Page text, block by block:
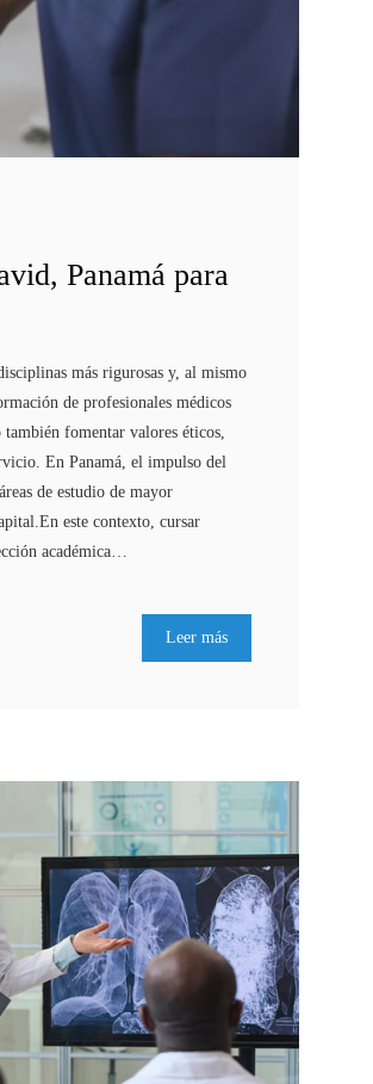
Panamá para
más rigurosas y, al mismo
de profesionales médicos
fomentar valores éticos,
En Panamá, el impulso del
de estudio de mayor
este contexto, cursar
académica…
Leer más